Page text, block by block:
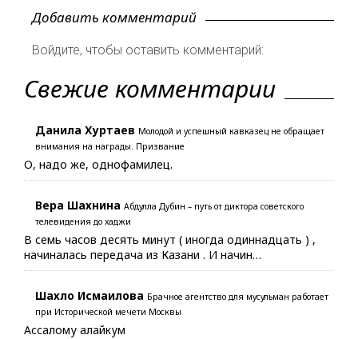
Добавить комментарий
Войдите, чтобы оставить комментарий:
Свежие комментарии
Данила Хуртаев Молодой и успешный кавказец не обращает
внимания на награды. Призвание
О, надо же, однофамилец.
Вера Шахнина Абдулла Дубин – путь от диктора советского
телевидения до хаджи
В семь часов десять минут ( иногда одиннадцать ) ,
начиналась передача из Казани . И начин…
Шахло Исмаилова Брачное агентство для мусульман работает
при Исторической мечети Москвы
Ассалому алайкум